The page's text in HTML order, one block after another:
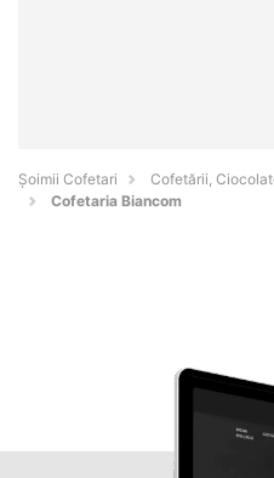
Șoimii Cofetari
Cofetării,
Cofetaria Biancom